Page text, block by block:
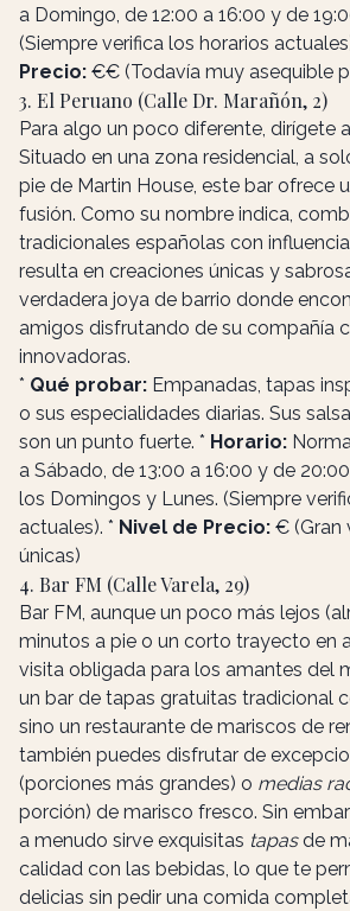
a Domingo, de 12:00 a 16:00 y de
(Siempre verifica los horarios
Precio: €€ (Todavía muy asequible
3. El Peruano (Calle Dr. Marañón, 2)
Para algo un poco diferente, dirígete
Situado en una zona residencial, a
pie de Martin House, este bar ofrece
fusión. Como su nombre indica,
tradicionales españolas con
resulta en creaciones únicas y
verdadera joya de barrio donde
amigos disfrutando de su compañía
innovadoras.
* Qué probar: Empanadas, tapas
o sus especialidades diarias. Sus
son un punto fuerte. * Horario:
a Sábado, de 13:00 a 16:00 y de
los Domingos y Lunes. (Siempre
actuales). * Nivel de Precio: € (Gran
únicas)
4. Bar FM (Calle Varela, 29)
Bar FM, aunque un poco más lejos
minutos a pie o un corto trayecto en
visita obligada para los amantes del
un bar de tapas gratuitas tradicional
sino un restaurante de mariscos de
también puedes disfrutar de
(porciones más grandes) o medias
porción) de marisco fresco. Sin
a menudo sirve exquisitas tapasde
calidad con las bebidas, lo que te
delicias sin pedir una comida